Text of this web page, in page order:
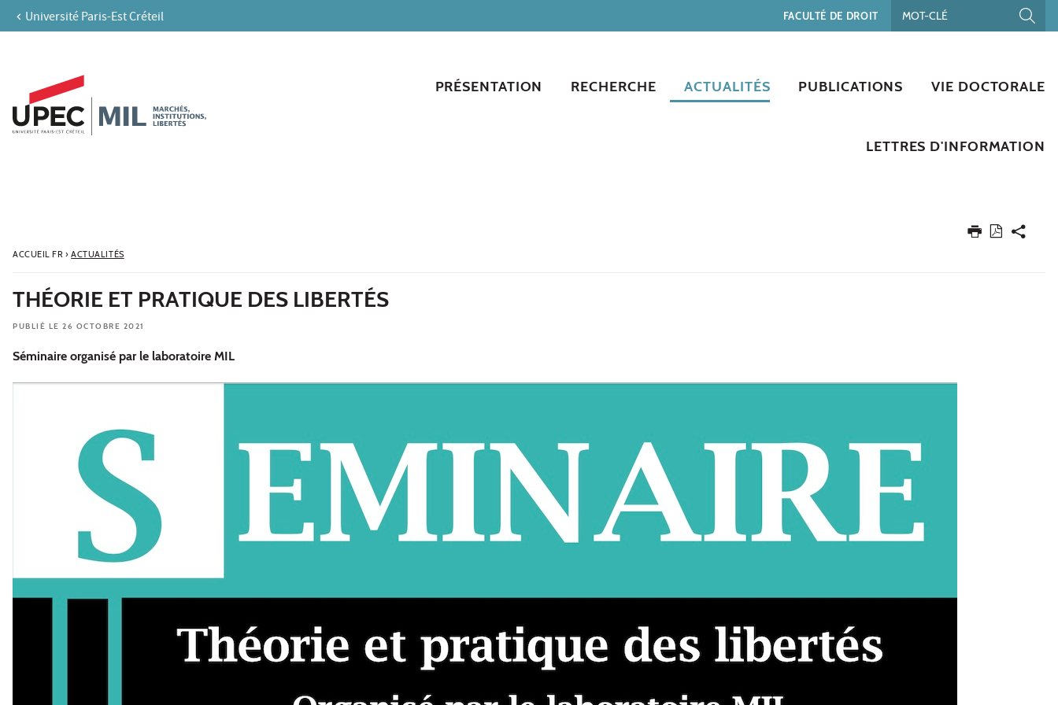
Aller au contenu
Recherche
Université Paris-Est Créteil FACULTÉ DE DROIT
PRÉSENTATION RECHERCHE ACTUALITÉS PUBLICATIONS VIE DOCTORALE
LETTRES D'INFORMATION
ACCUEIL FR› ACTUALITÉS
THÉORIE ET PRATIQUE DES LIBERTÉS
PUBLIÉ LE 26 OCTOBRE 2021
Séminaire organisé par le laboratoire MIL